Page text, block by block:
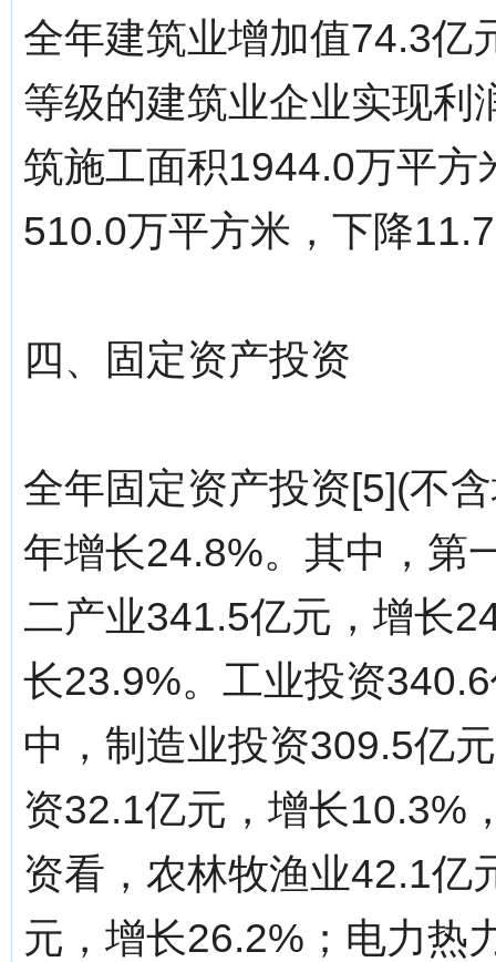
全年建筑业增加值74.3亿
等级的建筑业企业实现利
筑施工面积1944.0万平
510.0万平方米，下降
四、固定资产投资
全年固定资产投资[5](不
年增长24.8%。其中，第
二产业341.5亿元，增长
长23.9%。工业投资
中，制造业投资309.5亿
资32.1亿元，增长10.3%
资看，农林牧渔业42.1亿
元，增长26.2%；电力热